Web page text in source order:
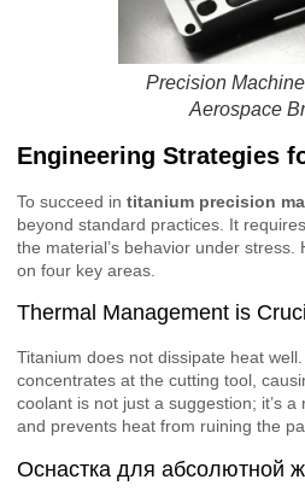
Precision
Aerospace
Engineering Strategies
To succeed in titanium precision
beyond standard practices. It
the material’s behavior under stress.
on four key areas.
Thermal Management is
Titanium does not dissipate heat
concentrates at the cutting tool,
coolant is not just a suggestion; it’s
and prevents heat from ruining the
Оснастка для абсолютной